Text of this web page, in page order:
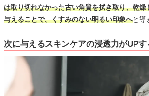
は取り切れなかった古い角質を拭き取り、乾燥
与えることで、くすみのない明るい印象へと導
次に与えるスキンケアの浸透力がUPす